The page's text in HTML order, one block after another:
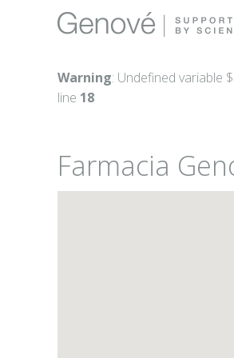
Warning: Undefined variable
line 18
Farmacia